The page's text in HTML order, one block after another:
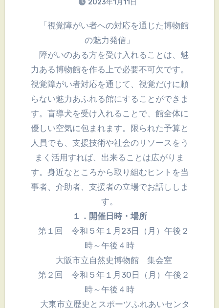
2023年1月11日
「視覚障がい者への対応を通じた博物館
の魅力発信」
障がいのある方を受け入れることは、魅
力ある博物館を作る上で必要不可欠です。
視覚障がい者対応を通じて、視覚だけに頼
らない魅力あふれる館にすることができま
す。盲導犬を受け入れることで、館全体に
優しい空気に包まれます。限られた予算と
人員でも、支援技術や社会のリソースをう
まく活用すれば、出来ることは広がりま
す。身近なところから取り組むヒントを当
事者、介助者、支援者の立場でお話ししま
す。
１．開催日時・場所
第１回 令和５年１月23日（月）午後２
時～午後４時
大阪市立自然史博物館 集会室
第２回 令和５年１月30日（月）午後２
時～午後４時
大東市立歴史とスポーツふれあいセンタ